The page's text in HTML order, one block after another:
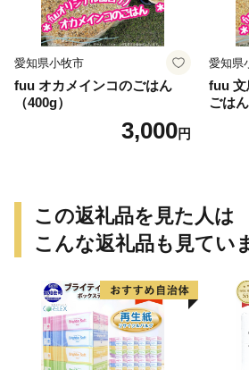
愛知県小牧市
fuu オカメインコのごはん
（400g）
3,000円
愛知県
fuu 文
ごは
この返礼品を見た人は
こんな返礼品も見てい